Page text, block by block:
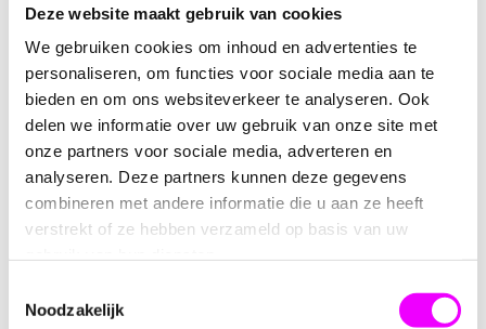
Deze website maakt gebruik van cookies
We gebruiken cookies om inhoud en advertenties te
personaliseren, om functies voor sociale media aan te
bieden en om ons websiteverkeer te analyseren. Ook
delen we informatie over uw gebruik van onze site met
onze partners voor sociale media, adverteren en
analyseren. Deze partners kunnen deze gegevens
combineren met andere informatie die u aan ze heeft
verstrekt of ze hebben verzameld op basis van uw
Noodzakelijk
Lees meer
die zowel leuk als leerzaam zijn. In het bijzonder is ons
houten speelgoed een tijdloze favoriet. Gemaakt van
duurzame materialen, combineert het traditionele charme
met moderne ontwerpen, wat zorgt voor urenlang
speelplezier en stimuleert tegelijkertijd de creativiteit en
motorische vaardigheden van het kind. Duik in een wereld
waar eenvoud en verbeelding samenkomen.